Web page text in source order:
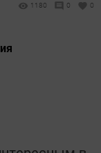
1180 0 0